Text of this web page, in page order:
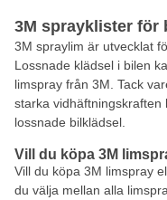
3M sprayklister för
3M spraylim är utvecklat
Lossnade klädsel i bilen
limspray från 3M. Tack
starka
lossnade bilklädsel.
Vill du köpa 3M
Vill du köpa 3M limspray
du välja mellan alla